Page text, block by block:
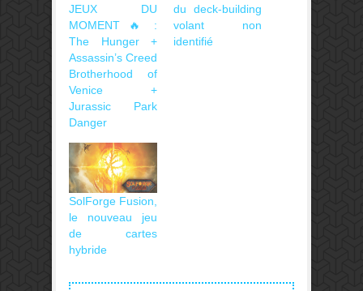
JEUX DU
MOMENT 🔥 :
The Hunger +
Assassin’s Creed
Brotherhood of
Venice +
Jurassic Park
Danger
du deck-building
volant non
identifié
SolForge Fusion,
le nouveau jeu
de cartes
hybride